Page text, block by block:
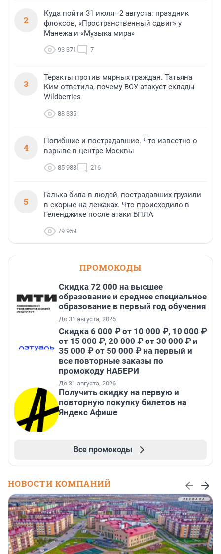
2
Куда пойти 31 июля–2 августа: праздник
флоксов, «Пространственный сдвиг» у
Манежа и «Музыка мира»
93 371 7
3
Теракты против мирных граждан. Татьяна
Ким ответила, почему ВСУ атакует склады
Wildberries
88 335
4
Погибшие и пострадавшие. Что известно о
взрыве в центре Москвы
85 983 216
5
Галька била в людей, пострадавших грузили
в скорые на лежаках. Что происходило в
Геленджике после атаки БПЛА
79 959
ПРОМОКОДЫ
Скидка 72 000 на высшее
образование и среднее специальное
образование в первый год обучения
До 31 августа, 2026
Скидка 6 000 ₽ от 10 000 ₽, 10 000 ₽
от 15 000 ₽, 20 000 ₽ от 30 000 ₽ и
35 000 ₽ от 50 000 ₽ на первый и
все повторные заказы по
промокоду НАБЕРИ
До 31 августа, 2026
Получить скидку на первую и
повторную покупку билетов на
Яндекс Афише
Все промокоды
НОВОСТИ КОМПАНИЙ